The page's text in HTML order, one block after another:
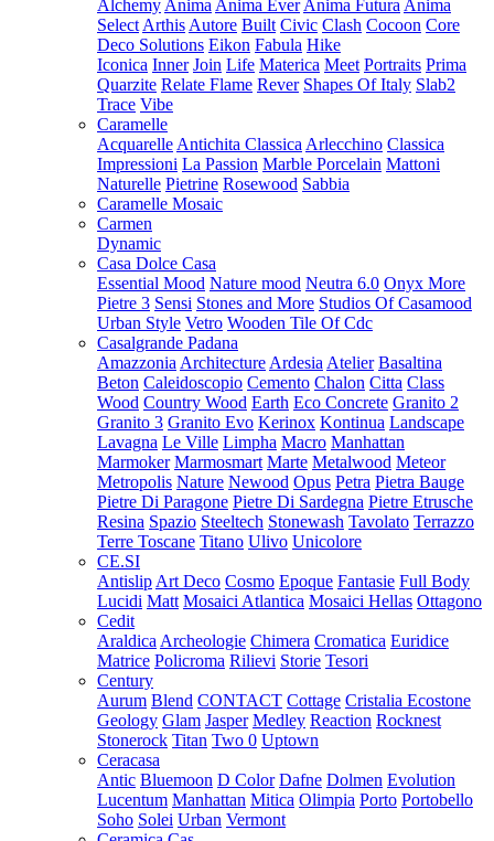
Alchemy Anima Anima Ever Anima Futura Anima
Select Arthis Autore Built Civic Clash Cocoon Core
Deco Solutions Eikon Fabula Hike
Iconica Inner Join Life Materica Meet Portraits Prima
Quarzite Relate Flame Rever Shapes Of Italy Slab2
Trace Vibe
Caramelle
Acquarelle Antichita Classica Arlecchino Classica
Impressioni La Passion Marble Porcelain Mattoni
Naturelle Pietrine Rosewood Sabbia
Caramelle Mosaic
Carmen
Dynamic
Casa Dolce Casa
Essential Mood Nature mood Neutra 6.0 Onyx More
Pietre 3 Sensi Stones and More Studios Of Casamood
Urban Style Vetro Wooden Tile Of Cdc
Casalgrande Padana
Amazzonia Architecture Ardesia Atelier Basaltina
Beton Caleidoscopio Cemento Chalon Citta Class
Wood Country Wood Earth Eco Concrete Granito 2
Granito 3 Granito Evo Kerinox Kontinua Landscape
Lavagna Le Ville Limpha Macro Manhattan
Marmoker Marmosmart Marte Metalwood Meteor
Metropolis Nature Newood Opus Petra Pietra Bauge
Pietre Di Paragone Pietre Di Sardegna Pietre Etrusche
Resina Spazio Steeltech Stonewash Tavolato Terrazzo
Terre Toscane Titano Ulivo Unicolore
CE.SI
Antislip Art Deco Cosmo Epoque Fantasie Full Body
Lucidi Matt Mosaici Atlantica Mosaici Hellas Ottagono
Cedit
Araldica Archeologie Chimera Cromatica Euridice
Matrice Policroma Rilievi Storie Tesori
Century
Aurum Blend CONTACT Cottage Cristalia Ecostone
Geology Glam Jasper Medley Reaction Rocknest
Stonerock Titan Two 0 Uptown
Ceracasa
Antic Bluemoon D Color Dafne Dolmen Evolution
Lucentum Manhattan Mitica Olimpia Porto Portobello
Soho Solei Urban Vermont